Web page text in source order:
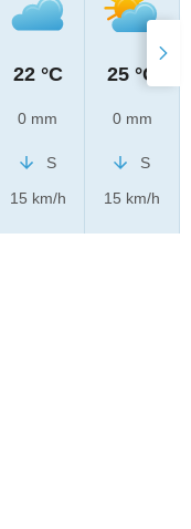
22 °C
0 mm
S
15 km/h
25 °C
0 mm
S
15 km/h